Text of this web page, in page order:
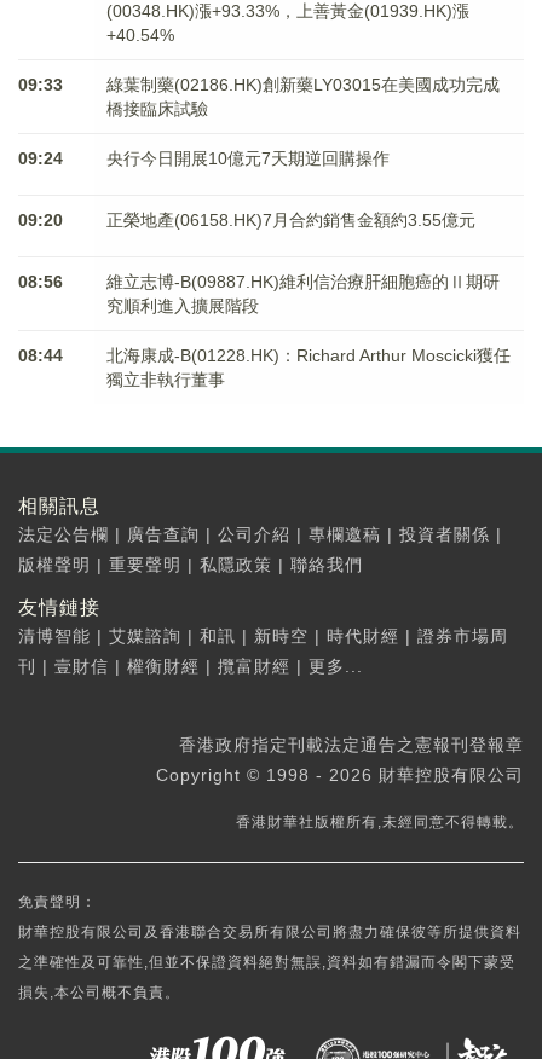
(00348.HK)漲+93.33%，上善黃金(01939.HK)漲
+40.54%
09:33
綠葉制藥(02186.HK)創新藥LY03015在美國成功完成
橋接臨床試驗
09:24 央行今日開展10億元7天期逆回購操作
09:20 正榮地產(06158.HK)7月合約銷售金額約3.55億元
08:56
維立志博-B(09887.HK)維利信治療肝細胞癌的Ⅱ期研
究順利進入擴展階段
08:44
北海康成-B(01228.HK)：Richard Arthur Moscicki獲任
獨立非執行董事
相關訊息
法定公告欄 | 廣告查詢 | 公司介紹 | 專欄邀稿 | 投資者關係 |
版權聲明 | 重要聲明 | 私隱政策 | 聯絡我們
友情鏈接
清博智能 | 艾媒諮詢 | 和訊 | 新時空 | 時代財經 | 證券市場周
刊
| 壹財信 | 權衡財經 | 攬富財經 | 更多...
香港政府指定刊載法定通告之憲報刊登報章
Copyright © 1998 - 2026 財華控股有限公司
香港財華社版權所有,未經同意不得轉載。
免責聲明：
財華控股有限公司及香港聯合交易所有限公司將盡力確保彼等所提供資料
之準確性及可靠性,但並不保證資料絕對無誤,資料如有錯漏而令閣下蒙受
損失,本公司概不負責。